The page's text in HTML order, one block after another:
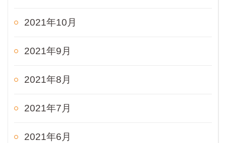
2021年10月
2021年9月
2021年8月
2021年7月
2021年6月